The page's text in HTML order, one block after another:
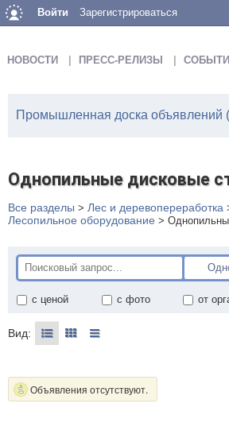
Войти Зарегистрироваться
НОВОСТИ ПРЕСС-РЕЛИЗЫ
Промышленная доска объявлений
Однопильные дисковые
Все разделы > Лес и деревопереработка
Лесопильное оборудование >
с ценой с фото от
Вид:
Объявления отсутствуют.